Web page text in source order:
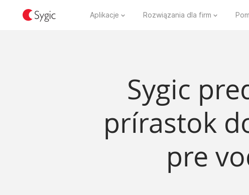
Aplikacje Rozwiązania dla firm
Sygic
prírastok
pre